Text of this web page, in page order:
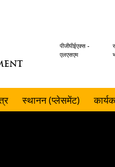
Header
पीजीपीईएक्स -
एलएसएम
स्थानन (प्लेसमेंट)